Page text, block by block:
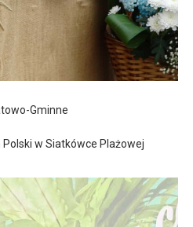
Gminne
w Siatkówce Plażowej